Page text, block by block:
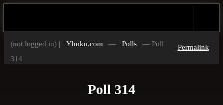
(not logged in) | Yhoko.com — Polls
— Poll
314
Permalink
Poll 314